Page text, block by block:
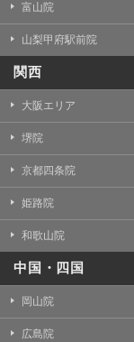
富山院
山梨甲府駅前院
関西
大阪エリア
堺院
京都四条院
姫路院
和歌山院
中国・四国
岡山院
広島院